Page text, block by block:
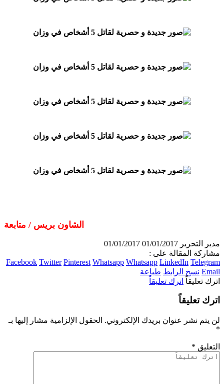
الشاون بريس / متابعة
التحرير 01/01/2017
01/01/2017
المقالة على :
Facebook Twitter Pinterest Whatsapp Whatsapp LinkedIn
نسخ الرابط
طباعة
تعليقاً اترك تعليقاً
تعليقاً
يتم نشر عنوان بريدك الإلكتروني. الحقول الإلزامية مشار إليها بـ
*